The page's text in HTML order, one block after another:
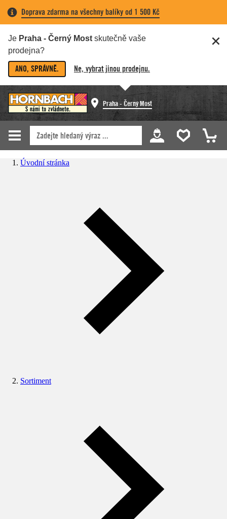
Doprava zdarma na všechny balíky od 1 500 Kč
Je Praha - Černý Most skutečně vaše
prodejna?
ANO, SPRÁVNĚ. Ne, vybrat jinou prodejnu.
Praha - Černý Most
Úvodní stránka
Sortiment